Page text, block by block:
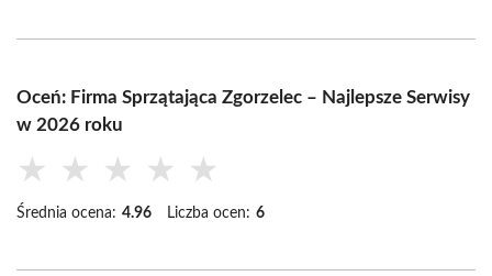
Oceń: Firma Sprzątająca Zgorzelec – Najlepsze Serwisy
w 2026 roku
★ ★ ★ ★ ★
Średnia ocena: 4.96 Liczba ocen: 6